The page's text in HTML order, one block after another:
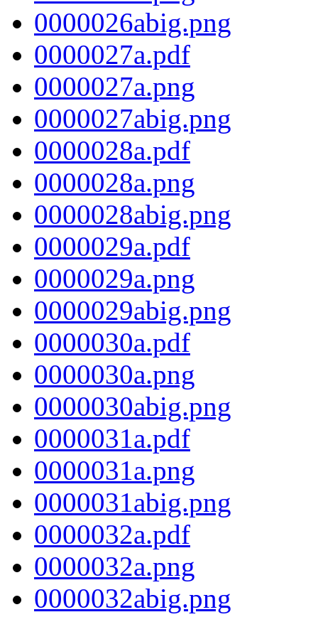
0000026abig.png
0000027a.pdf
0000027a.png
0000027abig.png
0000028a.pdf
0000028a.png
0000028abig.png
0000029a.pdf
0000029a.png
0000029abig.png
0000030a.pdf
0000030a.png
0000030abig.png
0000031a.pdf
0000031a.png
0000031abig.png
0000032a.pdf
0000032a.png
0000032abig.png